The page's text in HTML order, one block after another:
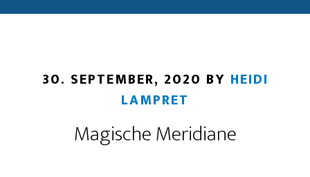
30. SEPTEMBER, 2020 BY HEIDI
LAMPRET
Magische Meridiane